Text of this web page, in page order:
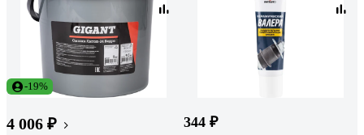
-19%
4 006 ₽ 344 ₽